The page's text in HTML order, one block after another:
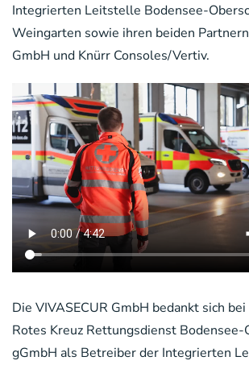
Integrierten Leitstelle Bodensee-
Weingarten sowie ihren beiden
GmbH und Knürr Consoles/Vertiv.
Die VIVASECUR GmbH bedankt sich
Rotes Kreuz Rettungsdienst Bodensee-
gGmbH als Betreiber der Integrierten